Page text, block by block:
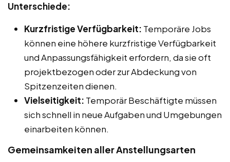
Unterschiede:
Kurzfristige Verfügbarkeit: Temporäre Jobs
können eine höhere kurzfristige Verfügbarkeit
und Anpassungsfähigkeit erfordern, da sie oft
projektbezogen oder zur Abdeckung von
Spitzenzeiten dienen.
Vielseitigkeit: Temporär Beschäftigte müssen
sich schnell in neue Aufgaben und Umgebungen
einarbeiten können.
Gemeinsamkeiten aller Anstellungsarten